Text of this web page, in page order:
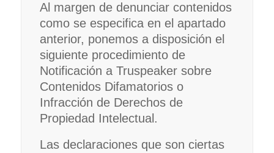
Al margen de denunciar contenidos
como se especifica en el apartado
anterior, ponemos a disposición el
siguiente procedimiento de
Notificación a Truspeaker sobre
Contenidos Difamatorios o
Infracción de Derechos de
Propiedad Intelectual.
Las declaraciones que son ciertas